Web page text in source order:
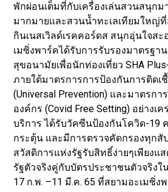
พักผ่อนเต็มที่กับเครื่องเล่นสวนสนุกม
มากมายและสวนน้ำทะเลเทียมใหญ่
กินเนสเวิลด์เรคคอร์ดส สนุกอุ่นใจส
เมซิ่งพาร์คได้รับการรับรองมาตรฐ
สุขอนามัยเพื่อนักท่องเที่ยว SHA
ภายใต้มาตรการการป้องกันการติดเ
(Universal Prevention) และมาตรก
องค์กร (Covid Free Setting) อย่างเ
บริการ ได้รับวัคซีนป้องกันโควิด-19
กระตุ้น และมีการตรวจคัดกรองทุกสั
สวัสดิการแห่งรัฐรับสิทธิ์ง่ายๆเพียงแ
รัฐตัวจริงคู่กับบัตรประชาชนตัวจริงใ
17 ก.พ. –11 มี.ค. 65 ที่สยามอะเมซิ่ง